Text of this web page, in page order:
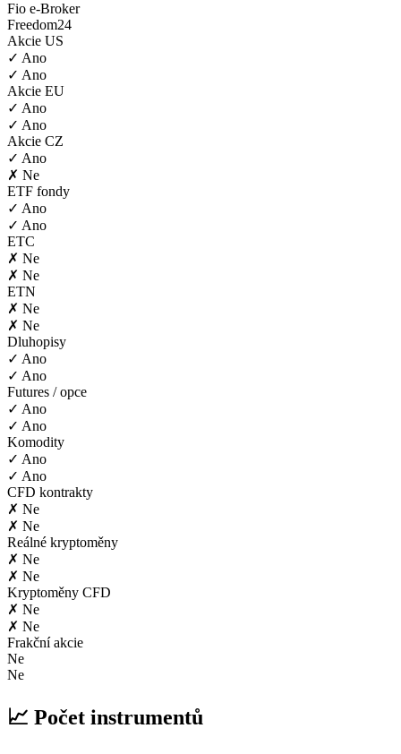
Fio e-Broker
Freedom24
Akcie US
✓ Ano
✓ Ano
Akcie EU
✓ Ano
✓ Ano
Akcie CZ
✓ Ano
✗ Ne
ETF fondy
✓ Ano
✓ Ano
ETC
✗ Ne
✗ Ne
ETN
✗ Ne
✗ Ne
Dluhopisy
✓ Ano
✓ Ano
Futures / opce
✓ Ano
✓ Ano
Komodity
✓ Ano
✓ Ano
CFD kontrakty
✗ Ne
✗ Ne
Reálné kryptoměny
✗ Ne
✗ Ne
Kryptoměny CFD
✗ Ne
✗ Ne
Frakční akcie
Ne
Ne
📈 Počet instrumentů